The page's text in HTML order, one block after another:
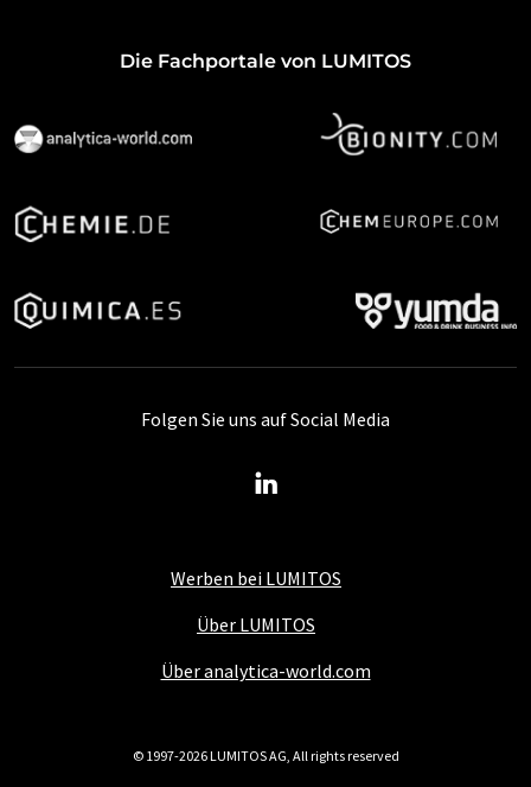
Die Fachportale von LUMITOS
Werben bei LUMITOS
Über LUMITOS
Über analytica-world.com
Folgen Sie uns auf Social Media
© 1997-2026 LUMITOS AG, All rights reserved